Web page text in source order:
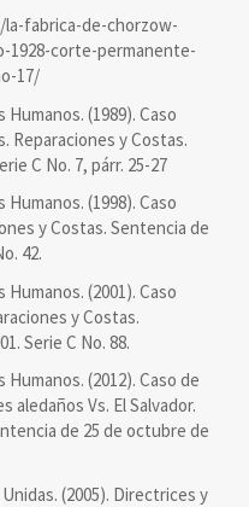
fabrica-de-chorzow-
1928-corte-permanente-
17/
(1989). Caso
Reparaciones y Costas.
C No. 7, párr. 25-27
(1998). Caso
y Costas. Sentencia de
42.
(2001). Caso
y Costas.
Serie C No. 88.
(2012). Caso de
aledaños Vs. El Salvador.
de 25 de octubre de
(2005). Directrices y